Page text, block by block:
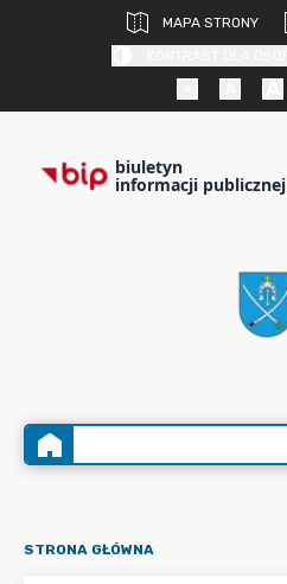
MAPA STRONY
biuletyn
informacji publicznej
STRONA GŁÓWNA